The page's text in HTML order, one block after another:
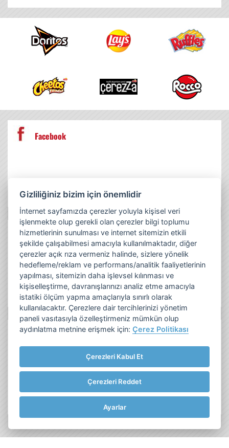
Facebook
Twitter
Frito Lay Tüketici ve Müşteri Hattı:
0850 281 33 55
Bize Ulaşın
Gizliliğiniz bizim için önemlidir
İnternet sayfamızda çerezler yoluyla kişisel veri
işlenmekte olup gerekli olan çerezler bilgi toplumu
hizmetlerinin sunulması ve internet sitemizin etkili
şekilde çalışabilmesi amacıyla kullanılmaktadır, diğer
çerezler açık rıza vermeniz halinde, sizlere yönelik
hedefleme/reklam ve performans/analitik faaliyetlerinin
yapılması, sitemizin daha işlevsel kılınması ve
kişiselleştirme, davranışlarınızı analiz etme amacıyla
istatiki ölçüm yapma amaçlarıyla sınırlı olarak
kullanılacaktır. Çerezlere dair tercihlerinizi yönetim
paneli vasıtasıyla özelleştirmeniz mümkün olup
aydınlatma metnine erişmek için:Çerez Politikası
Çerezleri Kabul Et
Çerezleri Reddet
Ayarlar